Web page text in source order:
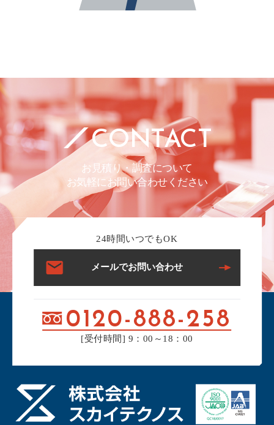
CONTACT
お見積り・調査について
お気軽にお問い合わせください
24時間いつでもOK
メールでお問い合わせ
0120-888-258
[受付時間] 9：00～18：00